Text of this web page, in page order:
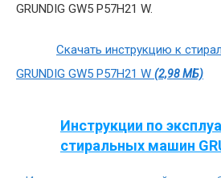
GRUNDIG GW5 P57H21 W.
Скачать инструкцию к
GRUNDIG GW5 P57H21 W (2,98 МБ)
Инструкции по
стиральных машин